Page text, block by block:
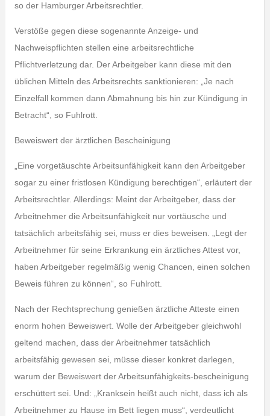
so der Hamburger Arbeitsrechtler.
Verstöße gegen diese sogenannte Anzeige- und
Nachweispflichten stellen eine arbeitsrechtliche
Pflichtverletzung dar. Der Arbeitgeber kann diese mit den
üblichen Mitteln des Arbeitsrechts sanktionieren: „Je nach
Einzelfall kommen dann Abmahnung bis hin zur Kündigung in
Betracht“, so Fuhlrott.
Beweiswert der ärztlichen Bescheinigung
„Eine vorgetäuschte Arbeitsunfähigkeit kann den Arbeitgeber
sogar zu einer fristlosen Kündigung berechtigen“, erläutert der
Arbeitsrechtler. Allerdings: Meint der Arbeitgeber, dass der
Arbeitnehmer die Arbeitsunfähigkeit nur vortäusche und
tatsächlich arbeitsfähig sei, muss er dies beweisen. „Legt der
Arbeitnehmer für seine Erkrankung ein ärztliches Attest vor,
haben Arbeitgeber regelmäßig wenig Chancen, einen solchen
Beweis führen zu können“, so Fuhlrott.
Nach der Rechtsprechung genießen ärztliche Atteste einen
enorm hohen Beweiswert. Wolle der Arbeitgeber gleichwohl
geltend machen, dass der Arbeitnehmer tatsächlich
arbeitsfähig gewesen sei, müsse dieser konkret darlegen,
warum der Beweiswert der Arbeitsunfähigkeits-bescheinigung
erschüttert sei. Und: „Kranksein heißt auch nicht, dass ich als
Arbeitnehmer zu Hause im Bett liegen muss“, verdeutlicht